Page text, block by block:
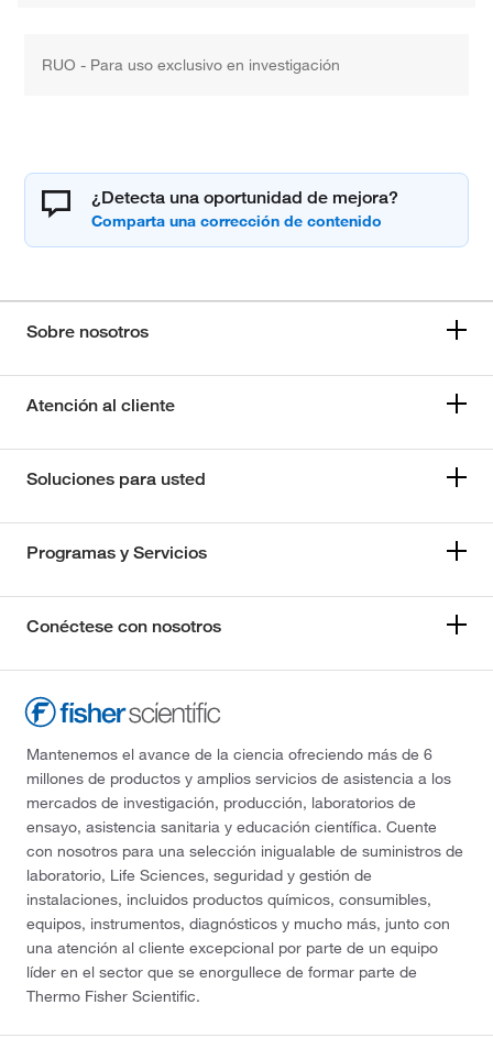
RUO - Para uso exclusivo en investigación
¿Detecta una oportunidad de mejora?
Sobre nosotros
Atención al cliente
Soluciones para usted
Programas y Servicios
Conéctese con nosotros
Mantenemos el avance de la ciencia ofreciendo más de 6
millones de productos y amplios servicios de asistencia a los
mercados de investigación, producción, laboratorios de
ensayo, asistencia sanitaria y educación científica. Cuente
con nosotros para una selección inigualable de suministros de
laboratorio, Life Sciences, seguridad y gestión de
instalaciones, incluidos productos químicos, consumibles,
equipos, instrumentos, diagnósticos y mucho más, junto con
una atención al cliente excepcional por parte de un equipo
líder en el sector que se enorgullece de formar parte de
Thermo Fisher Scientific.